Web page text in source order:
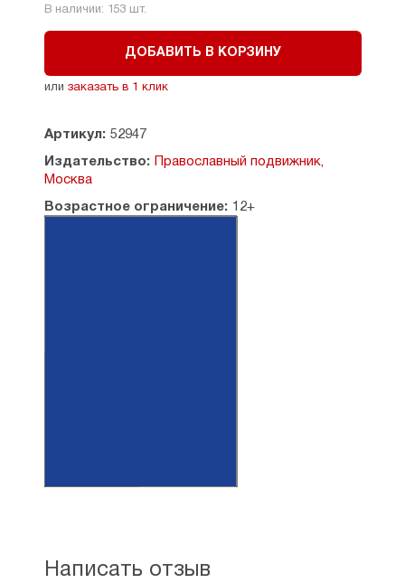
В наличии: 153 шт.
ДОБАВИТЬ В КОРЗИНУ
или заказать в 1 клик
Артикул: 52947
Издательство:
Православный подвижник,
Москва
Возрастное ограничение: 12+
Написать отзыв